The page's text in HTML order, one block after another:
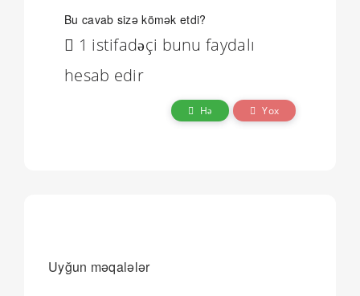
Bu cavab sizə kömək etdi?
1 istifadəçi bunu faydalı
hesab edir
Hə Yox
Uyğun məqalələr